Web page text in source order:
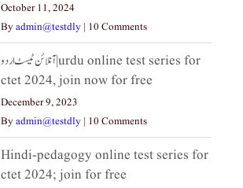
October 11, 2024
Byadmin@testdly | 10 Comments
آنلائن ٹیسٹ اردو|urdu online test series for
ctet 2024, join now for free
December 9, 2023
Byadmin@testdly | 10 Comments
Hindi-pedagogy online test series for
ctet 2024; join for free